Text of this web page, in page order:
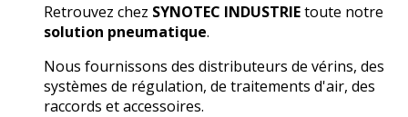
Retrouvez chez SYNOTEC INDUSTRIEtoute notre
solution pneumatique.
Nous fournissons des distributeurs de vérins, des
systèmes de régulation, de traitements d'air, des
raccords et accessoires.